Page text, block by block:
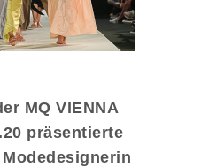
MQ VIENNA
präsentierte